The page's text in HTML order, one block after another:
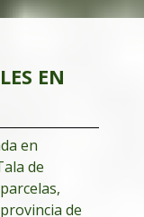
EN
en
de
de